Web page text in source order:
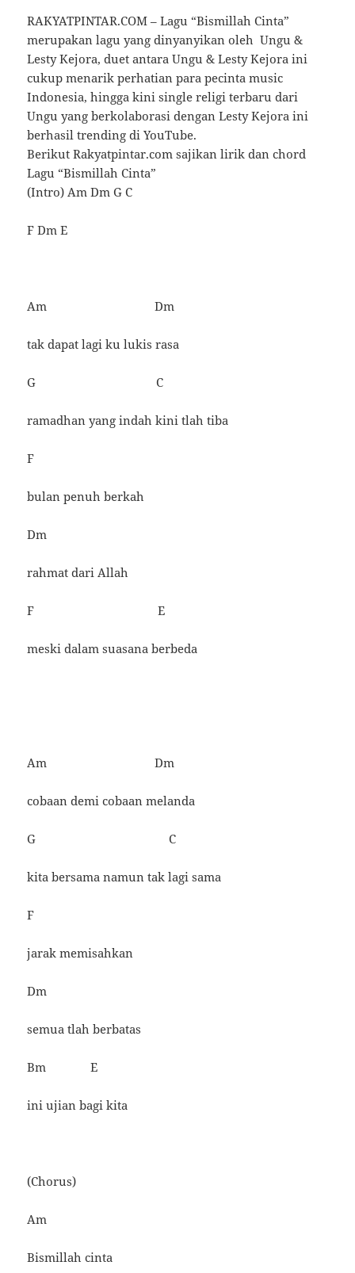
RAKYATPINTAR.COM – Lagu “Bismillah Cinta”
merupakan lagu yang dinyanyikan oleh Ungu &
Lesty Kejora, duet antara Ungu & Lesty Kejora ini
cukup menarik perhatian para pecinta music
Indonesia, hingga kini single religi terbaru dari
Ungu yang berkolaborasi dengan Lesty Kejora ini
berhasil trending di YouTube.
Berikut Rakyatpintar.com sajikan lirik dan chord
Lagu “Bismillah Cinta”
(Intro) Am Dm G C
F Dm E
Am Dm
tak dapat lagi ku lukis rasa
G C
ramadhan yang indah kini tlah tiba
F
bulan penuh berkah
Dm
rahmat dari Allah
F E
meski dalam suasana berbeda
Am Dm
cobaan demi cobaan melanda
G C
kita bersama namun tak lagi sama
F
jarak memisahkan
Dm
semua tlah berbatas
Bm E
ini ujian bagi kita
(Chorus)
Am
Bismillah cinta